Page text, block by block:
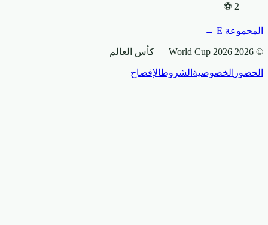
2
⚽
المجموعة E
→
© 2026 World Cup 2026 — كأس العالم
الحضور الخصوصية الشروطالإفصاح